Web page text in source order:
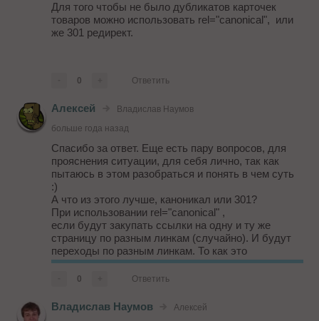
Для того чтобы не было дубликатов карточек
товаров можно использовать rel="canonical", или
же 301 редирект.
0 Ответить
Алексей
Владислав Наумов
больше года назад
Спасибо за ответ. Еще есть пару вопросов, для
прояснения ситуации, для себя лично, так как
пытаюсь в этом разобраться и понять в чем суть
:)
А что из этого лучше, каноникал или 301?
При использовании rel="canonical" ,
если будут закупать ссылки на одну и ту же
страницу по разным линкам (случайно). И будут
переходы по разным линкам. То как это
отобразится на статистике заходов-переходов?
Как это будет видеть аналитика, если переходы
0 Ответить
Владислав Наумов
Алексей